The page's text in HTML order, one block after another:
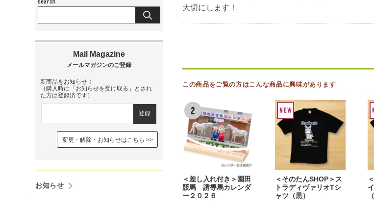
大切にします！
この商品をご覧の方はこんな商品に興味があります
＜差し入れ付き＞園田
競馬 誘導馬カレンダ
ー２０２６
＜そのたんSHOP＞ス
トラディヴァリオTシ
ャツ（黒）
新商品をお知らせ！
（購入時に「お知らせを受け取る」とされ
た方は登録済です）
変更・解除・お知らせはこちら
お知らせ